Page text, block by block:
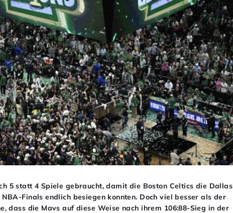
5 statt 4 Spiele gebraucht, damit die Boston Celtics die Dallas
Finals endlich besiegen konnten. Doch viel besser als der
dass die Mavs auf diese Weise nach ihrem 106:88-Sieg in der